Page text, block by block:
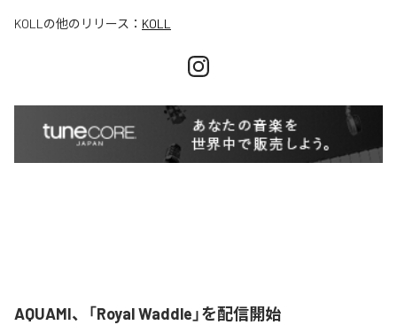
KOLL の他のリリース： KOLL
AQUAMI、「Royal Waddle」を配信開始